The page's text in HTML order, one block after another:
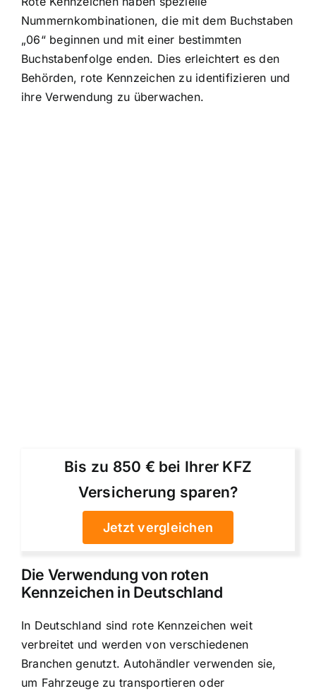
Nummernkombinationen, die mit dem Buchstaben
„06“ beginnen und mit einer bestimmten
Buchstabenfolge enden. Dies erleichtert es den
Behörden, rote Kennzeichen zu identifizieren und
ihre Verwendung zu überwachen.
Bis zu 850 € bei Ihrer KFZ
Versicherung sparen?
Jetzt vergleichen
Die Verwendung von roten
Kennzeichen in Deutschland
In Deutschland sind rote Kennzeichen weit
verbreitet und werden von verschiedenen
Branchen genutzt. Autohändler verwenden sie,
um Fahrzeuge zu transportieren oder